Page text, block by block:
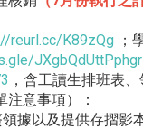
reurl.cc/K89zQg ；
，含工讀生排班表
意事項）：
據以及提供存摺影